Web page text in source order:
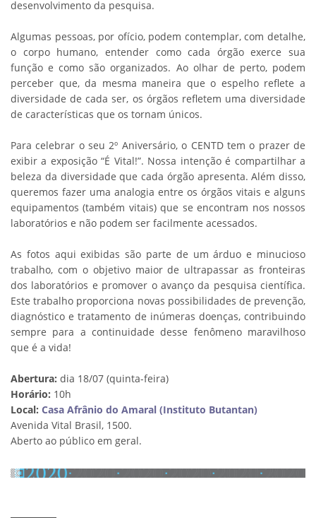
desenvolvimento da pesquisa.
Algumas pessoas, por ofício, podem contemplar, com detalhe,
o corpo humano, entender como cada órgão exerce sua
função e como são organizados. Ao olhar de perto, podem
perceber que, da mesma maneira que o espelho reflete a
diversidade de cada ser, os órgãos refletem uma diversidade
de características que os tornam únicos.
Para celebrar o seu 2º Aniversário, o CENTD tem o prazer de
exibir a exposição “É Vital!”. Nossa intenção é compartilhar a
beleza da diversidade que cada órgão apresenta. Além disso,
queremos fazer uma analogia entre os órgãos vitais e alguns
equipamentos (também vitais) que se encontram nos nossos
laboratórios e não podem ser facilmente acessados.
As fotos aqui exibidas são parte de um árduo e minucioso
trabalho, com o objetivo maior de ultrapassar as fronteiras
dos laboratórios e promover o avanço da pesquisa científica.
Este trabalho proporciona novas possibilidades de prevenção,
diagnóstico e tratamento de inúmeras doenças, contribuindo
sempre para a continuidade desse fenômeno maravilhoso
que é a vida!
Abertura: dia 18/07 (quinta-feira)
Horário: 10h
Local: Casa Afrânio do Amaral (Instituto Butantan)
Avenida Vital Brasil, 1500.
Aberto ao público em geral.